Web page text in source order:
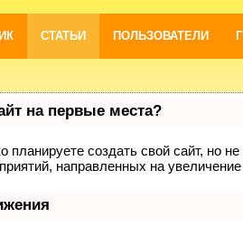
СТАТЬИ ПОЛЬЗОВАТЕЛИ
на первые места?
планируете создать свой сайт, но
направленных на